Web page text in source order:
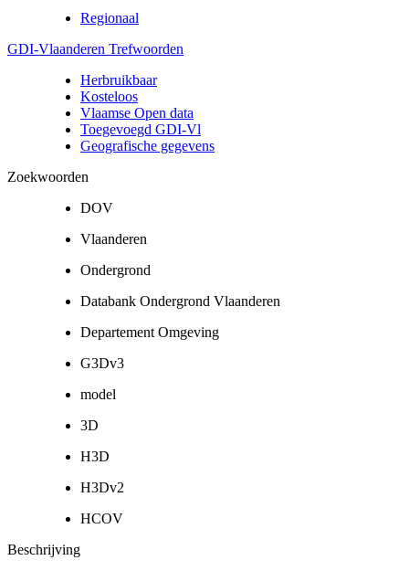
Regionaal
GDI-Vlaanderen Trefwoorden
Herbruikbaar
Kosteloos
Vlaamse Open data
Toegevoegd GDI-Vl
Geografische gegevens
Zoekwoorden
DOV
Vlaanderen
Ondergrond
Databank Ondergrond Vlaanderen
Departement Omgeving
G3Dv3
model
3D
H3D
H3Dv2
HCOV
Beschrijving